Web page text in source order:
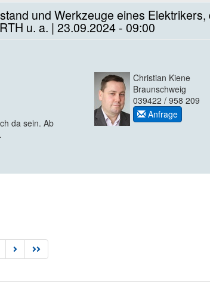
und Werkzeuge eines Elektrikers,
u. a. | 23.09.2024 - 09:00
da sein. Ab
Christian Kiene
Braunschweig
039422 / 958 209
Anfrage